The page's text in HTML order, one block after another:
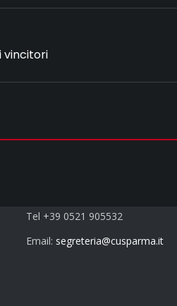
vincitori
Tel +39 0521 905532
Email: segreteria@cusparma.it